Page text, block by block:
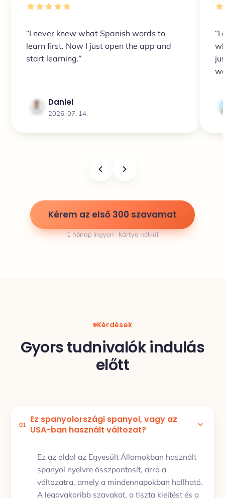
“I never knew what Spanish words to
learn first. Now I just open the app and
start learning.”
Daniel
2026. 07. 14.
“I
Kérem az első 300 szavamat
1 hónap ingyen · kártya nélkül
Kérdések
Gyors tudnivalók indulás
előtt
01 Ez spanyolországi spanyol, vagy az
USA-ban használt változat?
Ez az oldal az Egyesült Államokban használt
spanyol nyelvre összpontosít, arra a
változatra, amely a mindennapokban hallható.
A leggyakoribb szavakat, a tiszta kiejtést és a